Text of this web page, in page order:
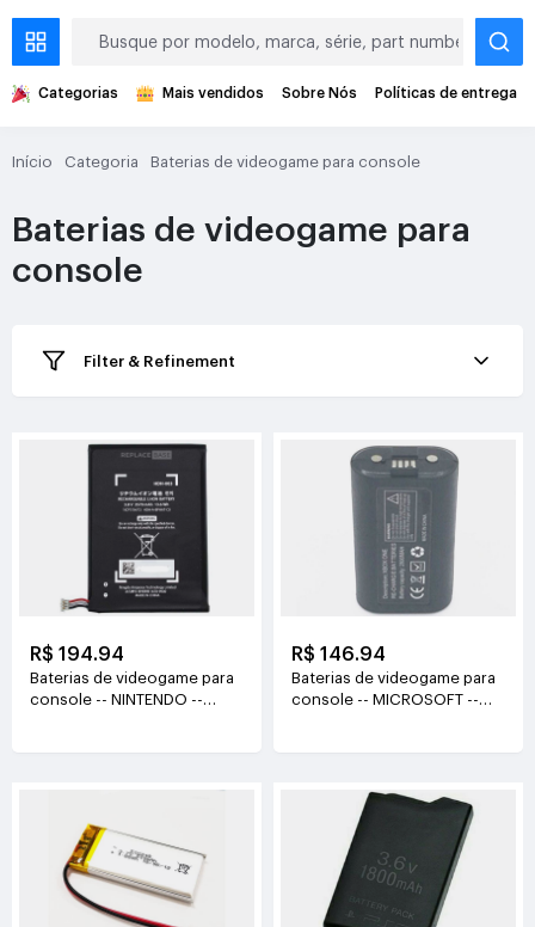
Categorias Mais vendidos Sobre Nós Políticas de entrega
Início Categoria Baterias de videogame para console
Baterias de videogame para
console
Filter & Refinement
R$ 194.94
Baterias de videogame para
console -- NINTENDO --
R$ 146.94
Baterias de videogame para
console -- MICROSOFT --